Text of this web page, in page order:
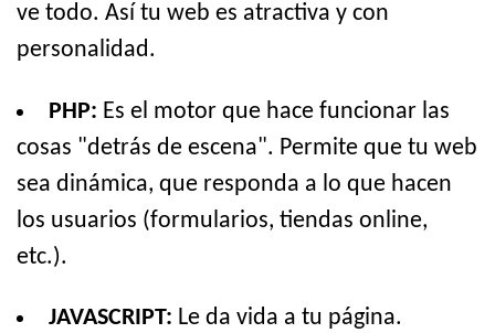
ve todo. Así tu web es atractiva y con
personalidad.
PHP: Es el motor que hace funcionar las
cosas "detrás de escena". Permite que tu web
sea dinámica, que responda a lo que hacen
los usuarios (formularios, tiendas online,
etc.).
JAVASCRIPT: Le da vida a tu página.